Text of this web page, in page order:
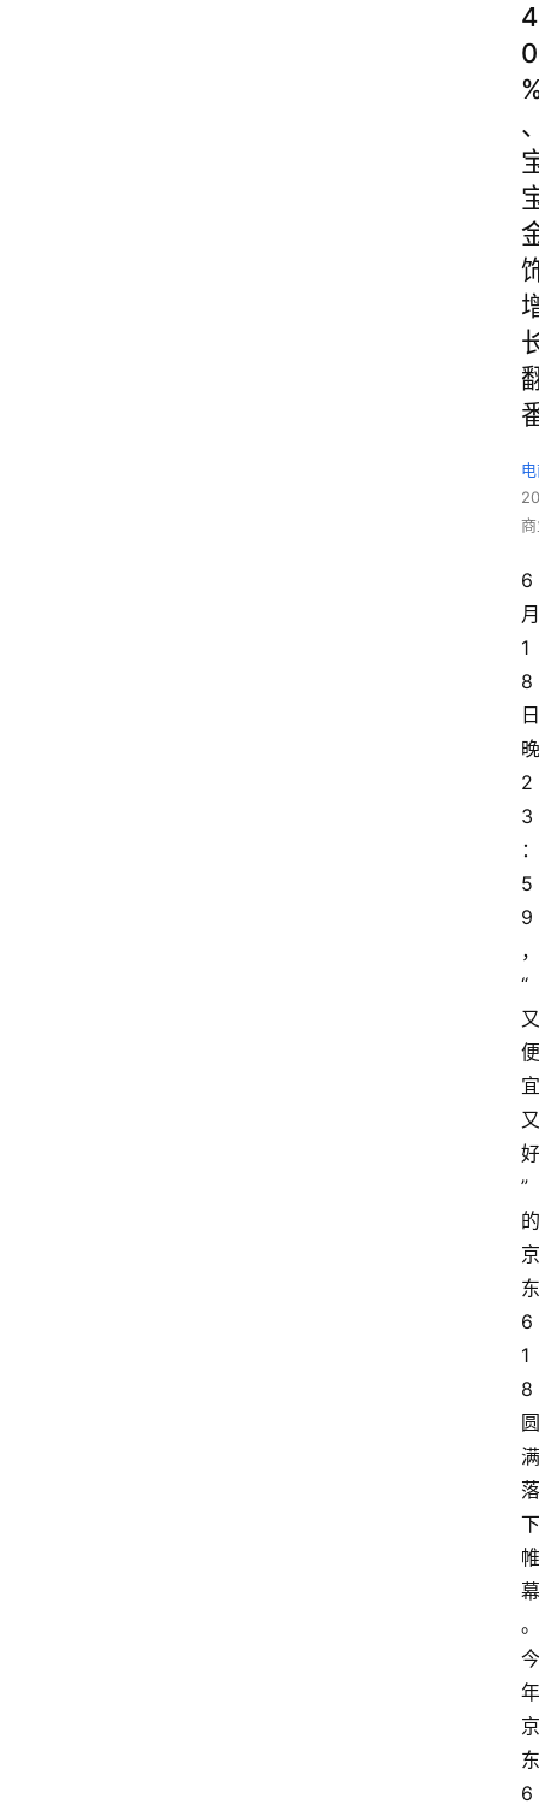
4
0
6
月
1
8
日
晚
2
3
：
5
9
，
“
又
便
宜
又
好
”
的
京
东
6
1
8
圆
满
落
下
帷
幕
。
今
年
京
东
6